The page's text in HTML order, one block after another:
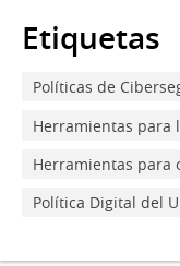
para
Anexo
IV
Proceso
de
Etiquetas
Políticas de
Herramientas para
Herramientas para
Política Digital del